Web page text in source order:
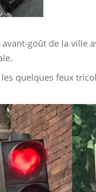
goût de la ville
les quelques feux